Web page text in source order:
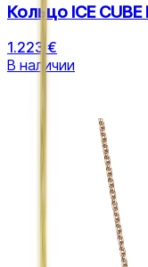
Кольцо ICE CUBE
1.223 €
В наличии